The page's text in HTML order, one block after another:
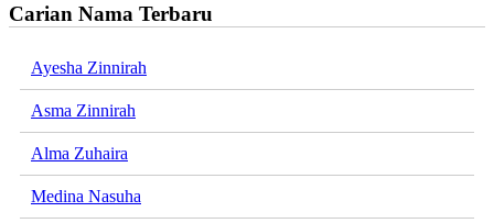
Carian Nama Terbaru
Ayesha Zinnirah
Asma Zinnirah
Alma Zuhaira
Medina Nasuha